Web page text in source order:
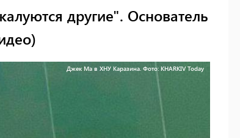
другие". Основатель
Джек Ма в ХНУ Каразина. Фото: KHARKIV Today